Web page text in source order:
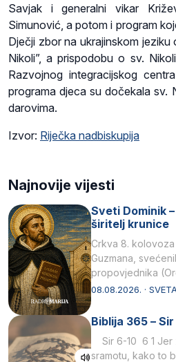
Savjak i generalni vikar
Simunović, a potom i program
Dječji zbor na ukrajinskom jeziku
Nikoli”, a prispodobu o sv.
Razvojnog integracijskog
programa djeca su dočekala sv.
darovima.
Izvor: Riječka nadbiskupija
Najnovije vijesti
Sveti Dominik
širitelj krunice
Crkva 8.
Guzmana,
propovjednika
Svojim životom,
08.08.2026. ·
Biblija 365 –
Sir 6-10 6 1 Jer
sramotu, kako to